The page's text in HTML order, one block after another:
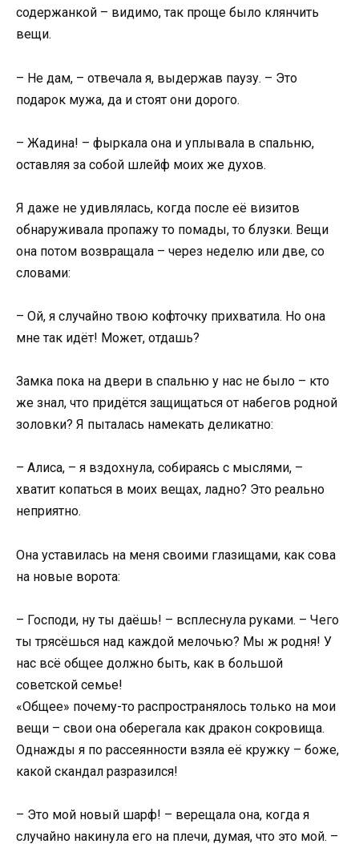
содержанкой – видимо, так проще было клянчить
вещи.
– Не дам, – отвечала я, выдержав паузу. – Это
подарок мужа, да и стоят они дорого.
– Жадина! – фыркала она и уплывала в спальню,
оставляя за собой шлейф моих же духов.
Я даже не удивлялась, когда после её визитов
обнаруживала пропажу то помады, то блузки. Вещи
она потом возвращала – через неделю или две, со
словами:
– Ой, я случайно твою кофточку прихватила. Но она
мне так идёт! Может, отдашь?
Замка пока на двери в спальню у нас не было – кто
же знал, что придётся защищаться от набегов родной
золовки? Я пыталась намекать деликатно:
– Алиса, – я вздохнула, собираясь с мыслями, –
хватит копаться в моих вещах, ладно? Это реально
неприятно.
Она уставилась на меня своими глазищами, как сова
на новые ворота:
– Господи, ну ты даёшь! – всплеснула руками. – Чего
ты трясёшься над каждой мелочью? Мы ж родня! У
нас всё общее должно быть, как в большой
советской семье!
«Общее» почему-то распространялось только на мои
вещи – свои она оберегала как дракон сокровища.
Однажды я по рассеянности взяла её кружку – боже,
какой скандал разразился!
– Это мой новый шарф! – верещала она, когда я
случайно накинула его на плечи, думая, что это мой. –